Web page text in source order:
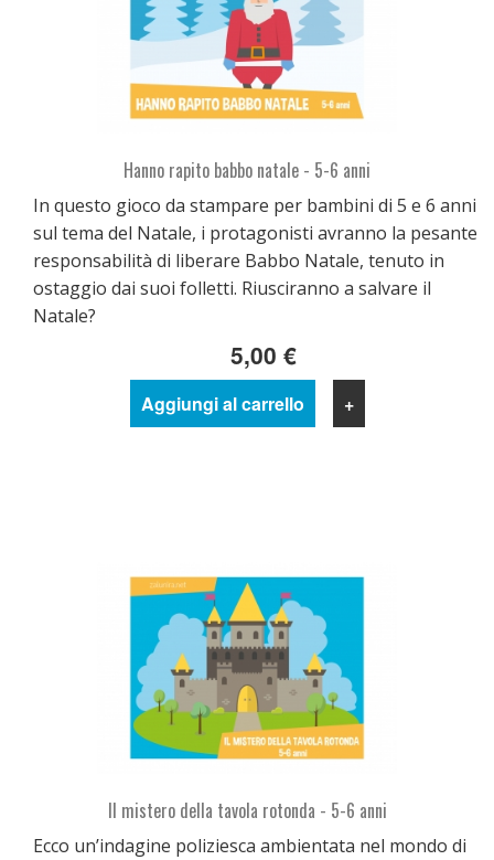
Hanno rapito babbo natale - 5-6 anni
In questo gioco da stampare per bambini di 5 e 6 anni
sul tema del Natale, i protagonisti avranno la pesante
responsabilità di liberare Babbo Natale, tenuto in
ostaggio dai suoi folletti. Riusciranno a salvare il
Natale?
5,00 €
Aggiungi al carrello +
Il mistero della tavola rotonda - 5-6 anni
Ecco un’indagine poliziesca ambientata nel mondo di